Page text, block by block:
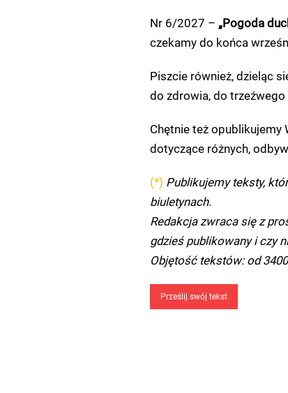
Nr 6/2027 – „Pogoda
czekamy do końca
Piszcie również, dzieląc
do zdrowia, do
Chętnie też opublikujemy
dotyczące różnych,
(*) Publikujemy teksty,
biuletynach.
Redakcja zwraca się z
gdzieś publikowany i czy
Objętość tekstów: od
Prześlij swój tekst